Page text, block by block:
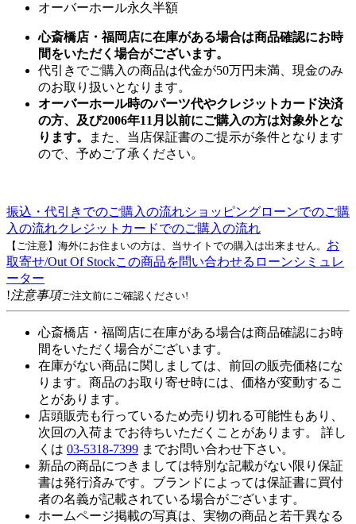
オーバーホール永久半額
心斎橋店・福岡店に在庫がある場合は商品確認にお時
間をいただく場合がございます。
代引きでご購入の商品は代金が50万円未満、現金のみ
のお取り扱いとなります。
オーバーホール時のパーツ代やクレジットカード決済
の方、及び2006年11月以前にご購入の方は対象外とな
ります。
また、当店保証書のご提示が条件となります
ので、予めご了承ください。
振込・代引きでのご購入の流れショッピングローンでのご購
入の流れクレジットカードでのご購入の流れ
【ご注意】海外にお住まいの方は、当サイトでの購入は出来ません。 お
取寄せ/Out Of Stockこの商品を問い合わせる ローンシミュレ
ーター
!注意事項ご注文前にご確認ください!
心斎橋店・福岡店に在庫がある場合は商品確認にお時
間をいただく場合がございます。
在庫がない商品に関しましては、前回の販売価格にな
ります。商品のお取り寄せ時には、価格が変動するこ
とがあります。
店頭販売も行っているため売り切れる可能性もあり、
次回の入荷までお待ちいただくことがあります。 詳し
くは 03-5318-7399 までお問い合わせ下さい。
新品の商品につきましては特別な記載がない限り保証
書は発行済みです。ブランドによっては保証書に買付
者の名義が記載されている場合がございます。
ホームページ掲載の写真は、実物の商品と若干異なる